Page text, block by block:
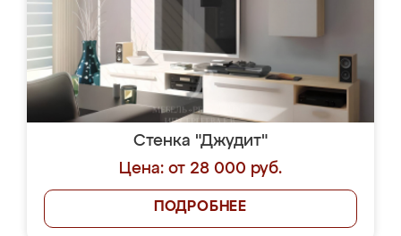
Стенка "Джудит"
Цена: от 28 000 руб.
ПОДРОБНЕЕ